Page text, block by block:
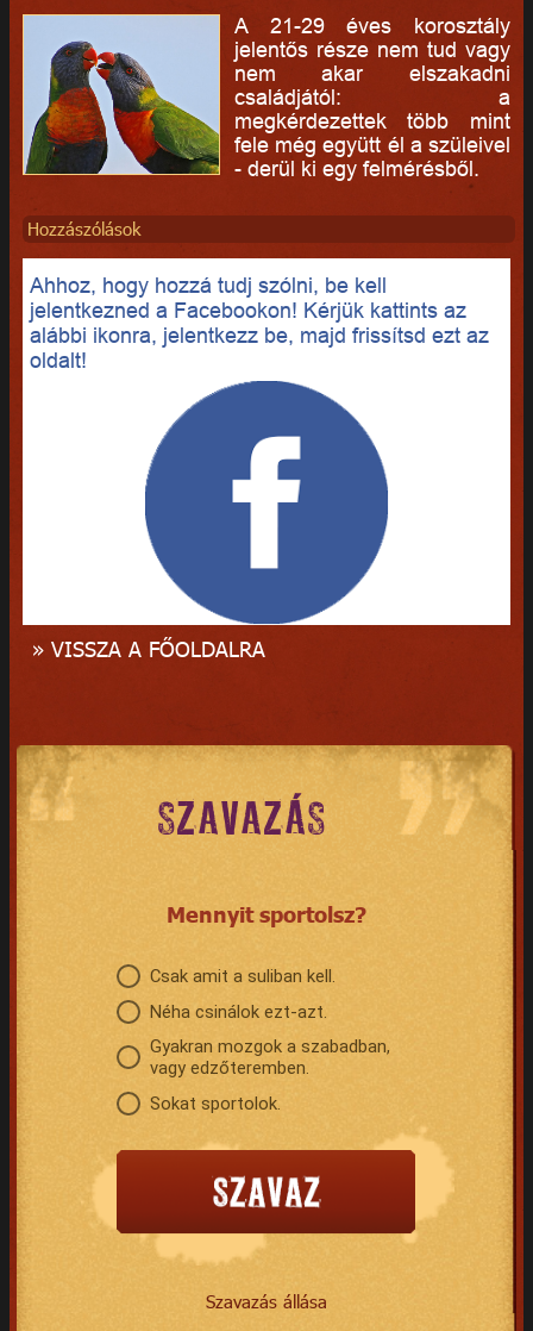
A 21-29 éves korosztály
jelentős része nem tud vagy
nem akar elszakadni
családjától: a
megkérdezettek több mint
fele még együtt él a szüleivel
- derül ki egy felmérésből.
Hozzászólások
Ahhoz, hogy hozzá tudj szólni, be kell
jelentkezned a Facebookon! Kérjük kattints az
alábbi ikonra, jelentkezz be, majd frissítsd ezt az
oldalt!
» VISSZA A FŐOLDALRA
SZAVAZÁS
Mennyit sportolsz?
Csak amit a suliban kell.
Néha csinálok ezt-azt.
Gyakran mozgok a szabadban,
vagy edzőteremben.
Sokat sportolok.
Szavazás állása